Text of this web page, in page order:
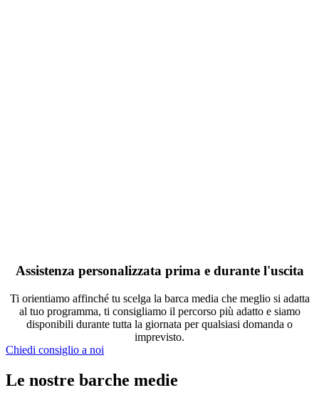
Assistenza personalizzata prima e durante l'uscita
Ti orientiamo affinché tu scelga la barca media che meglio si adatta
al tuo programma, ti consigliamo il percorso più adatto e siamo
disponibili durante tutta la giornata per qualsiasi domanda o
imprevisto.
Chiedi consiglio a noi
Le nostre barche medie